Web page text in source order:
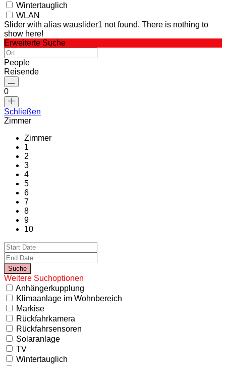
Wintertauglich
WLAN
Slider with alias wauslider1 not found. There is nothing to
show here!
Erweiterte Suche
People
Reisende
0
Schließen
Zimmer
Zimmer
1
2
3
4
5
6
7
8
9
10
Weitere Suchoptionen
Anhängerkupplung
Klimaanlage im Wohnbereich
Markise
Rückfahrkamera
Rückfahrsensoren
Solaranlage
TV
Wintertauglich